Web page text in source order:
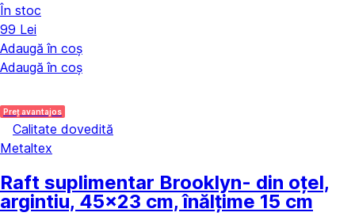
În stoc
99 Lei
Adaugă în coș
Adaugă în coș
Preț avantajos
Calitate dovedită
Metaltex
Raft suplimentar Brooklyn- din oțel,
argintiu, 45x23 cm, înălțime 15 cm